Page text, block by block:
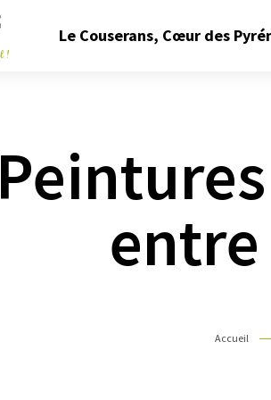
Le Couserans, Cœur des
Accueil